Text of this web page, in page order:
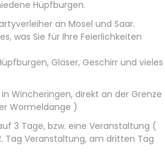
Hüpfburgen.
an Mosel und Saar.
was Sie für Ihre Feierlichkeiten
Gläser, Geschirr und vieles
Wincheringen, direkt an der Grenze
Wormeldange )
3 Tage, bzw. eine Veranstaltung (
Tag Veranstaltung, am dritten Tag